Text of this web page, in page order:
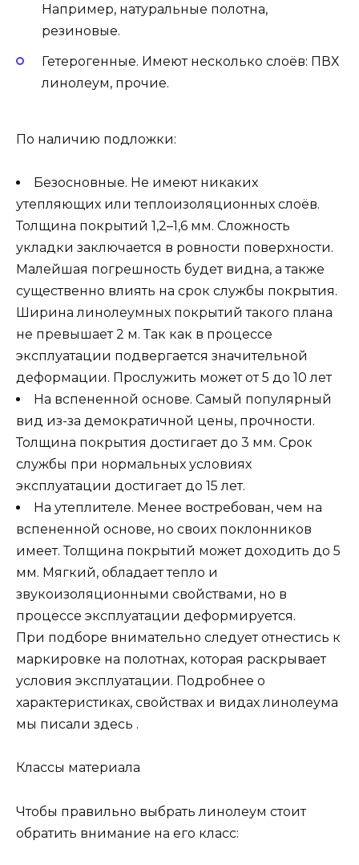
Например, натуральные полотна,
резиновые.
Гетерогенные. Имеют несколько слоёв: ПВХ
линолеум, прочие.
По наличию подложки:
Безосновные. Не имеют никаких
утепляющих или теплоизоляционных слоёв.
Толщина покрытий 1,2–1,6 мм. Сложность
укладки заключается в ровности поверхности.
Малейшая погрешность будет видна, а также
существенно влиять на срок службы покрытия.
Ширина линолеумных покрытий такого плана
не превышает 2 м. Так как в процессе
эксплуатации подвергается значительной
деформации. Прослужить может от 5 до 10 лет
На вспененной основе. Самый популярный
вид из-за демократичной цены, прочности.
Толщина покрытия достигает до 3 мм. Срок
службы при нормальных условиях
эксплуатации достигает до 15 лет.
На утеплителе. Менее востребован, чем на
вспененной основе, но своих поклонников
имеет. Толщина покрытий может доходить до 5
мм. Мягкий, обладает тепло и
звукоизоляционными свойствами, но в
процессе эксплуатации деформируется.
При подборе внимательно следует отнестись к
маркировке на полотнах, которая раскрывает
условия эксплуатации. Подробнее о
характеристиках, свойствах и видах линолеума
мы писали здесь .
Классы материала
Чтобы правильно выбрать линолеум стоит
обратить внимание на его класс: